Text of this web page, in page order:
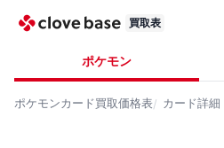
買取表
ポケモン
ポケモンカード買取価格表 カード詳細